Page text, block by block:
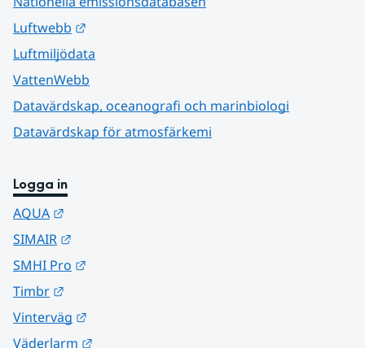
Luftwebb
Luftmiljödata
VattenWebb
Datavärdskap, oceanografi och marinbiologi
Datavärdskap för atmosfärkemi
Logga in
AQUA
SIMAIR
SMHI Pro
Timbr
Vinterväg
Väderlarm